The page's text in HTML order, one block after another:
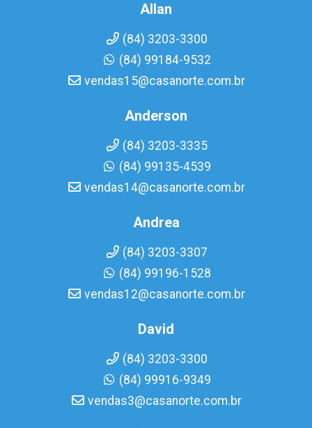
Allan
(84) 3203-3300
(84) 99184-9532
vendas15@casanorte.com.br
Anderson
(84) 3203-3335
(84) 99135-4539
vendas14@casanorte.com.br
Andrea
(84) 3203-3307
(84) 99196-1528
vendas12@casanorte.com.br
David
(84) 3203-3300
(84) 99916-9349
vendas3@casanorte.com.br